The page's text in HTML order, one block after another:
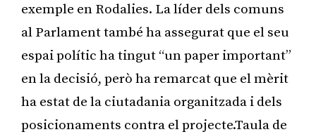
exemple en Rodalies. La líder dels comuns
al Parlament també ha assegurat que el seu
espai polític ha tingut “un paper important”
en la decisió, però ha remarcat que el mèrit
ha estat de la ciutadania organitzada i dels
posicionaments contra el projecte.Taula de